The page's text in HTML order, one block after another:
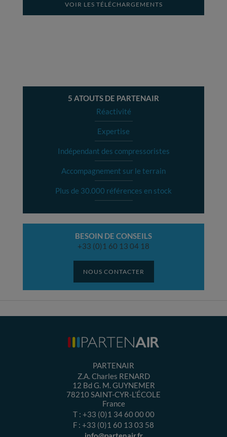
VOIR LES TÉLÉCHARGEMENTS
5 ATOUTS DE PARTENAIR
Réactivité
Expertise
Indépendant des compressoristes
Accompagnement sur le terrain
Plus de 30.000 références en stock
BESOIN DE CONSEILS
+33 (0)1 60 13 04 18
NOUS CONTACTER
PARTENAIR
Z.A. Charles RENARD
12 Bd G. M. GUYNEMER
78210SAINT-CYR-L’ÉCOLE
France
T : +33 (0)1 34 60 00 00
F : +33 (0)1 60 13 03 58